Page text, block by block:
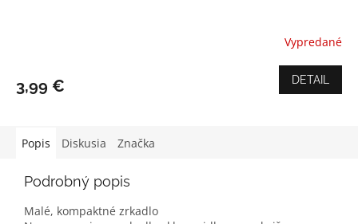
je
hviezdičiek.
Vypredané
3,99 € DETAIL
Popis Diskusia Značka
Podrobný popis
Malé, kompaktné zrkadlo